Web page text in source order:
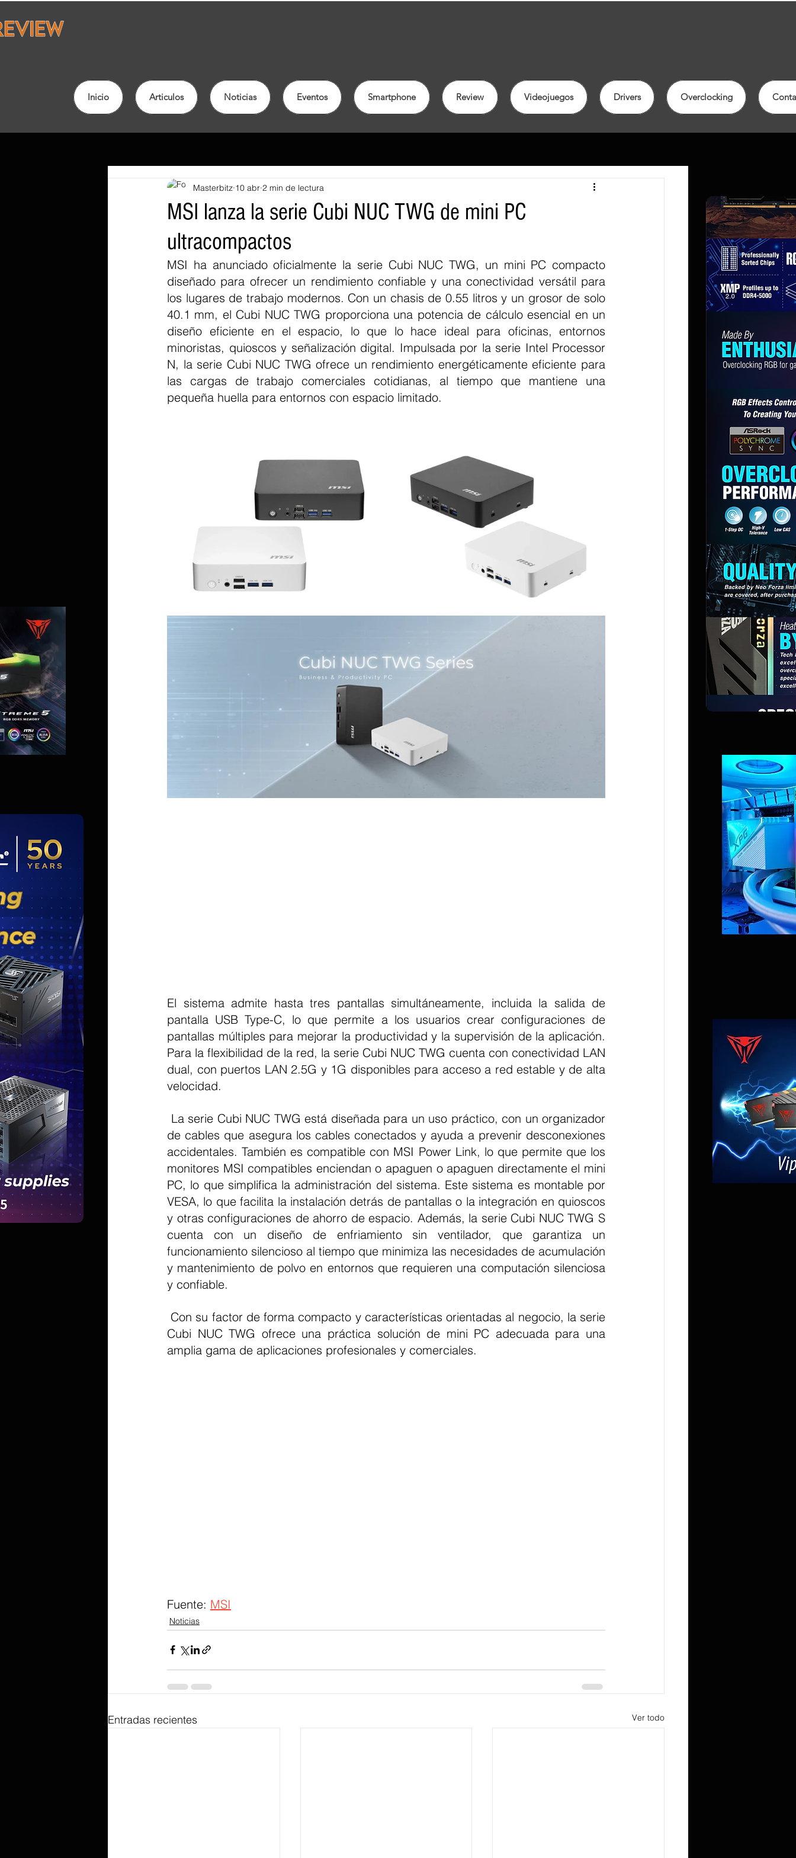
Inicio Articulos Noticias Eventos Smartphone Review Videojuegos Drivers Overclocking
MSI lanza la serie Cubi NUC TWG de mini PC
ultracompactos
Masterbitz 10 abr 2 min de lectura
MSI ha anunciado oficialmente la serie Cubi NUC TWG, un mini PC compacto
diseñado para ofrecer un rendimiento confiable y una conectividad versátil para
los lugares de trabajo modernos. Con un chasis de 0.55 litros y un grosor de solo
40.1 mm, el Cubi NUC TWG proporciona una potencia de cálculo esencial en un
diseño eficiente en el espacio, lo que lo hace ideal para oficinas, entornos
minoristas, quioscos y señalización digital. Impulsada por la serie Intel Processor
N, la serie Cubi NUC TWG ofrece un rendimiento energéticamente eficiente para
las cargas de trabajo comerciales cotidianas, al tiempo que mantiene una
pequeña huella para entornos con espacio limitado.
El sistema admite hasta tres pantallas simultáneamente, incluida la salida de
pantalla USB Type-C, lo que permite a los usuarios crear configuraciones de
pantallas múltiples para mejorar la productividad y la supervisión de la aplicación.
Para la flexibilidad de la red, la serie Cubi NUC TWG cuenta con conectividad LAN
dual, con puertos LAN 2.5G y 1G disponibles para acceso a red estable y de alta
velocidad.
de cables que asegura los cables conectados y ayuda a prevenir desconexiones
accidentales. También es compatible con MSI Power Link, lo que permite que los
monitores MSI compatibles enciendan o apaguen o apaguen directamente el mini
PC, lo que simplifica la administración del sistema. Este sistema es montable por
VESA, lo que facilita la instalación detrás de pantallas o la integración en quioscos
y otras configuraciones de ahorro de espacio. Además, la serie Cubi NUC TWG S
cuenta con un diseño de enfriamiento sin ventilador, que garantiza un
funcionamiento silencioso al tiempo que minimiza las necesidades de acumulación
y mantenimiento de polvo en entornos que requieren una computación silenciosa
y confiable.
Cubi NUC TWG ofrece una práctica solución de mini PC adecuada para una
amplia gama de aplicaciones profesionales y comerciales.
Fuente: MSI
Noticias
Entradas recientes Ver todo